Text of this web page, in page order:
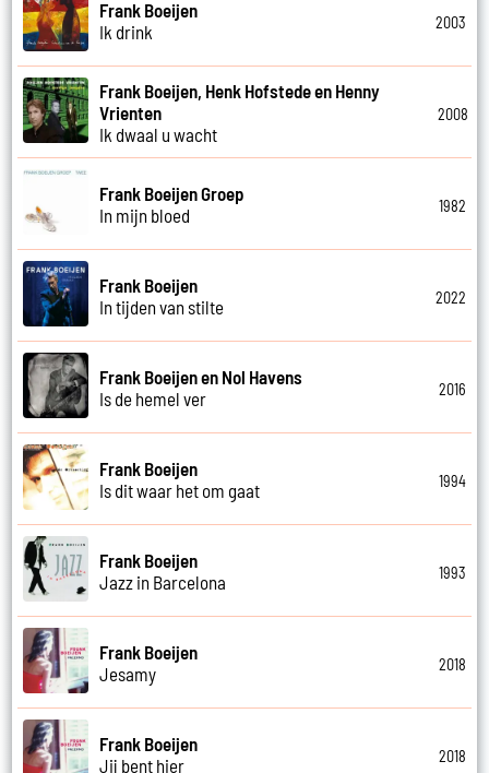
Frank Boeijen
Ik drink
2003
Frank Boeijen, Henk Hofstede en Henny
Vrienten
Ik dwaal u wacht
2008
Frank Boeijen Groep
In mijn bloed
1982
Frank Boeijen
In tijden van stilte
2022
Frank Boeijen en Nol Havens
Is de hemel ver
2016
Frank Boeijen
Is dit waar het om gaat
1994
Frank Boeijen
Jazz in Barcelona
1993
Frank Boeijen
Jesamy
2018
Frank Boeijen
Jij bent hier
2018